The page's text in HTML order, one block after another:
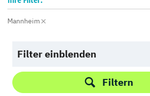
Mannheim
Filter einblenden
Filtern